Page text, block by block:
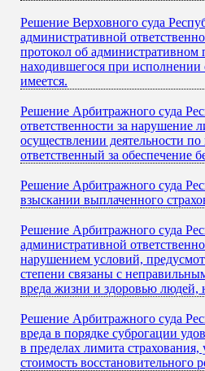
Решение Верховного суда
административной
протокол об административном
находившегося при исполнении
имеется.
Решение Арбитражного суда
ответственности за нарушение
осуществлении деятельности
ответственный за обеспечение
Решение Арбитражного суда
взыскании выплаченного
Решение Арбитражного суда
административной
нарушением условий,
степени связаны с
вреда жизни и здоровью людей,
Решение Арбитражного суда
вреда в порядке суброгации
в пределах лимита
стоимость восстановительного